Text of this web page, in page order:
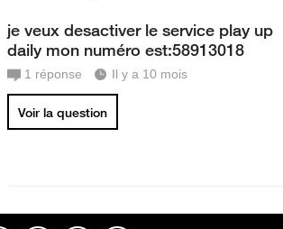
je veux desactiver le service play up
daily mon numéro est:58913018
1 réponse Il y a 10 mois
Voir la question